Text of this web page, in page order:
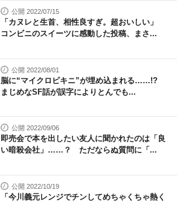
公開 2022/07/15
「カヌレと生首、相性良すぎ。超おいしい」
コンビニのスイーツに感動した投稿、まさ...
公開 2022/08/01
脳に“マイクロビキニ”が埋め込まれる……!?
まじめなSF話が誤字によりとんでも...
公開 2022/09/06
即売会で本を出したい友人に聞かれたのは「良
い暗殺会社」……？ ただならぬ質問に「...
公開 2022/10/19
「今川義元レンジでチンしてめちゃくちゃ熱く